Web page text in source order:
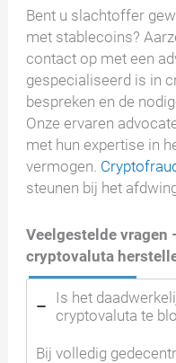
Bent u slachtoffer
met stablecoins?
contact op met een
gespecialiseerd is in
bespreken en de
Onze ervaren
met hun expertise in
vermogen.
steunen bij het
Veelgestelde vragen
cryptovaluta
Is het
cryptovaluta te
Bij volledig